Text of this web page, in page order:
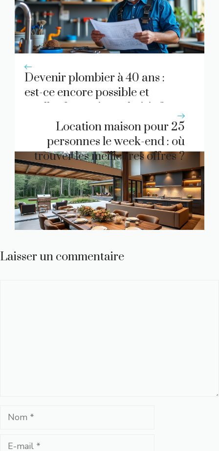
Devenir plombier à 40 ans :
est-ce encore possible et
quelles formations choisir ?
Location maison pour 25
personnes le week-end : où
trouver les meilleures offres ?
Laisser un commentaire
Nom